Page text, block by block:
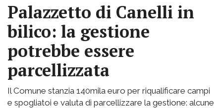
Palazzetto di Canelli in
bilico: la gestione
potrebbe essere
parcellizzata
Il Comune stanzia 140mila euro per riqualificare campi
e spogliatoi e valuta di parcellizzare la gestione: alcune